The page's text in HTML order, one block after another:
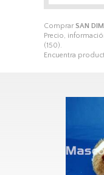
Comprar SAN
Precio,
(150).
Encuentra